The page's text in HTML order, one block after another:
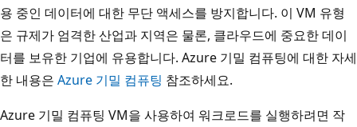
용 중인 데이터에 대한 무단 액세스를 방지합니다. 이 VM 유형
은 규제가 엄격한 산업과 지역은 물론, 클라우드에 중요한 데이
터를 보유한 기업에 유용합니다. Azure 기밀 컴퓨팅에 대한 자세
한 내용은 Azure 기밀 컴퓨팅 참조하세요.
Azure 기밀 컴퓨팅 VM을 사용하여 워크로드를 실행하려면 작